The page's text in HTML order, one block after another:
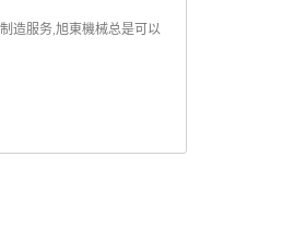
造服务,旭東機械总是可以